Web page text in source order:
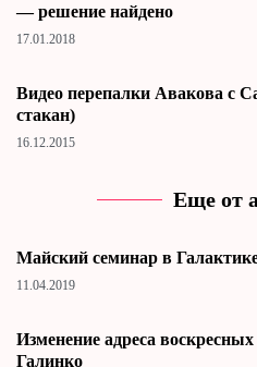
— решение найдено
17.01.2018
Видео перепалки Авакова с
стакан)
16.12.2015
Еще от
Майский семинар в
11.04.2019
Изменение адреса
Галинко